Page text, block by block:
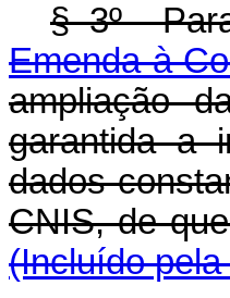
§ 3º
Emenda à
ampliação
garantida a
dados
CNIS, de
(Incluído